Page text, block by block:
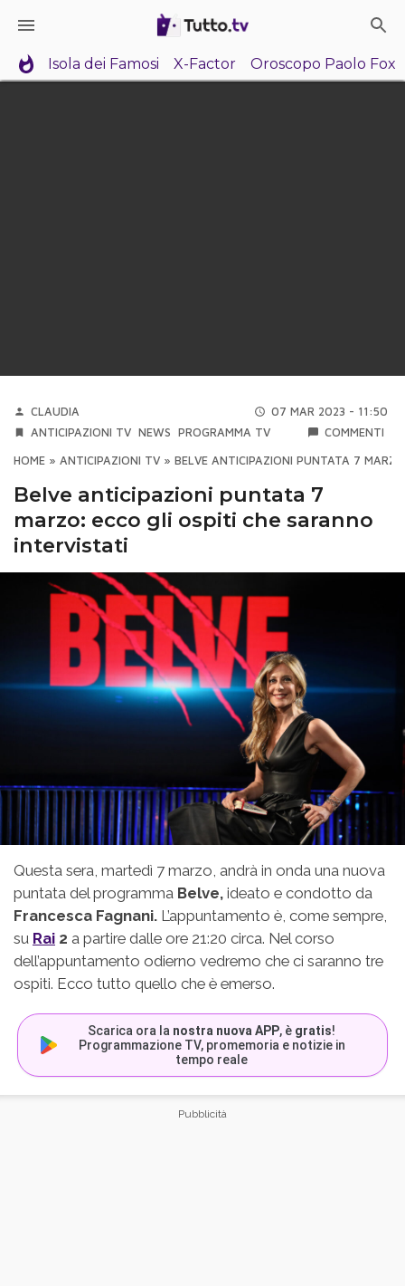
Isola dei Famosi X-Factor Oroscopo Paolo Fox
CLAUDIA
07 MAR 2023 - 11:50
ANTICIPAZIONI TV NEWS PROGRAMMA TV COMMENTI
HOME » ANTICIPAZIONI TV » BELVE ANTICIPAZIONI PUNTATA 7
Belve anticipazioni puntata 7
marzo: ecco gli ospiti che saranno
intervistati
Questa sera, martedì 7 marzo, andrà in onda una nuova
puntata del programma Belve, ideato e condotto da
Francesca Fagnani. L’appuntamento è, come sempre,
su Rai 2 a partire dalle ore 21:20 circa. Nel corso
dell’appuntamento odierno vedremo che ci saranno tre
ospiti. Ecco tutto quello che è emerso.
Scarica ora la nostra nuova APP, è gratis!
Programmazione TV, promemoria e notizie in
tempo reale